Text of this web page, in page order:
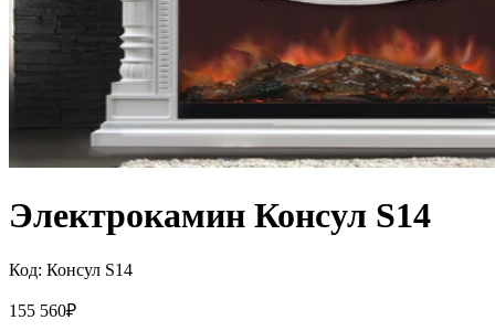
Электрокамин Консул S14
Код: Консул S14
155 560₽